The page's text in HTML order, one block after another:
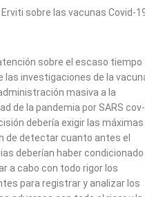
sobre las vacunas Covid-
sobre el escaso tiempo
las investigaciones de la
masiva a la
de la pandemia por SARS
debería exigir las máximas
de detectar cuanto antes el
deberían haber condicionado
a cabo con todo rigor los
para registrar y analizar los